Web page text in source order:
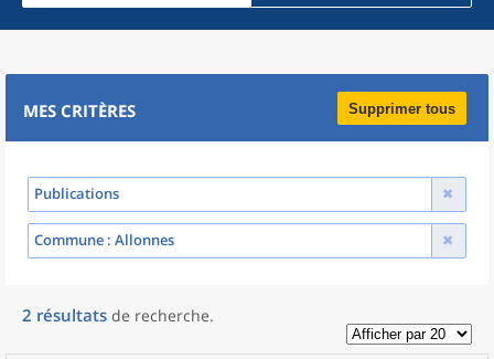
MES CRITÈRES Supprimer tous
Publications
Commune : Allonnes
2 résultats de recherche.